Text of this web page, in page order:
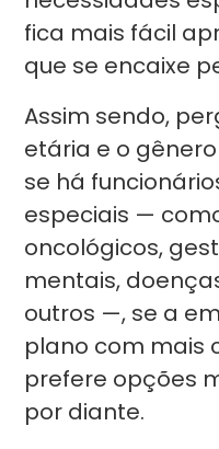
fica mais fácil
que se encaixe
Assim sendo,
etária e o
se há
especiais —
oncológicos,
mentais,
outros —, se a
plano com mais
prefere opções
por diante.